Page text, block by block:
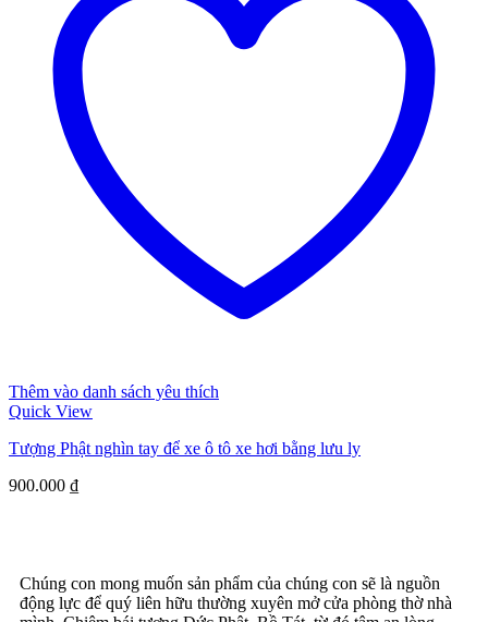
Thêm vào danh sách yêu thích
Quick View
Tượng Phật nghìn tay để xe ô tô xe hơi bằng lưu ly
900.000 ₫
Chúng con mong muốn sản phẩm của chúng con sẽ là nguồn
động lực để quý liên hữu thường xuyên mở cửa phòng thờ nhà